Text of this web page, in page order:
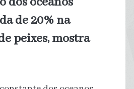
de 20% na
peixes, mostra